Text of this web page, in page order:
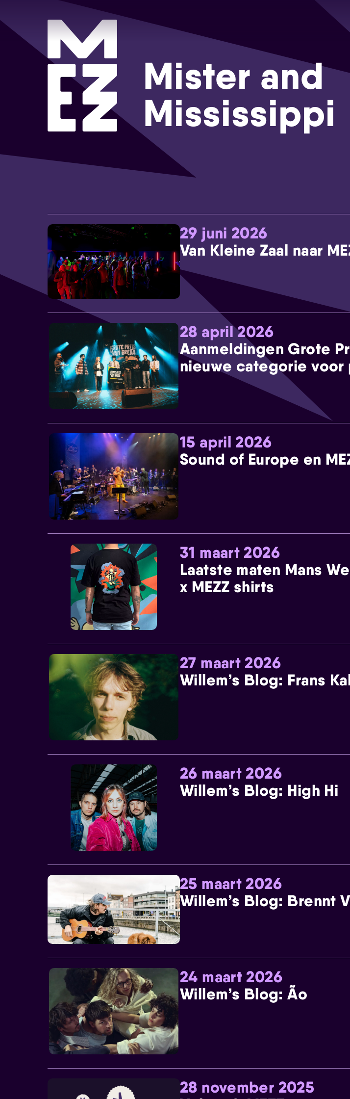
Mister and
Mississippi
29 juni 2026
Van Kleine Zaal naar
28 april 2026
Aanmeldingen Grote
nieuwe categorie voor
15 april 2026
Sound of Europe en
31 maart 2026
Laatste maten Mans
x MEZZ shirts
27 maart 2026
Willem’s Blog: Frans
26 maart 2026
Willem’s Blog: High Hi
25 maart 2026
Willem’s Blog: Brennt
24 maart 2026
Willem’s Blog: Ão
28 november 2025